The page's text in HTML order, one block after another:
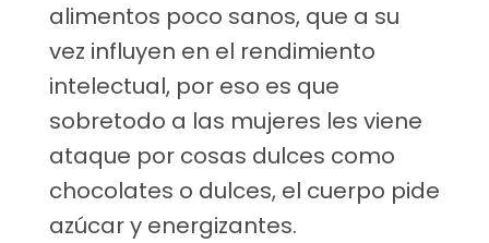
alimentos poco sanos, que a su
vez influyen en el rendimiento
intelectual, por eso es que
sobretodo a las mujeres les viene
ataque por cosas dulces como
chocolates o dulces, el cuerpo pide
azúcar y energizantes.